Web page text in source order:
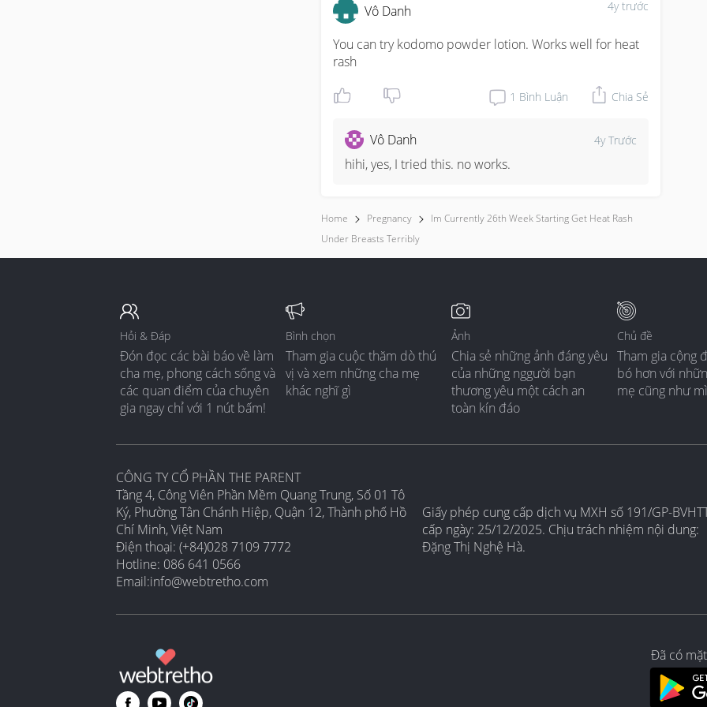
4y trước
Vô Danh
You can try kodomo powder lotion. Works well for heat
rash
1 Bình Luận Chia Sẻ
Vô Danh 4y Trước
hihi, yes, I tried this. no works.
Home Pregnancy
Im Currently 26th Week Starting Get Heat Rash
Under Breasts Terribly
Hỏi & Đáp
Đón đọc các bài báo về làm
cha mẹ, phong cách sống và
các quan điểm của chuyên
gia ngay chỉ với 1 nút bấm!
Bình chọn
Tham gia cuộc thăm dò thú
vị và xem những cha mẹ
khác nghĩ gì
Ảnh
Chia sẻ những ảnh đáng yêu
của những nggười bạn
thương yêu một cách an
toàn kín đáo
Chủ đề
Tham gia cộng
bó hơn với
mẹ cũng như
CÔNG TY CỔ PHẦN THE PARENT
Tầng 4, Công Viên Phần Mềm Quang Trung, Số 01 Tô
Ký, Phường Tân Chánh Hiệp, Quận 12, Thành phố Hồ
Chí Minh, Việt Nam
Điện thoại: (+84)028 7109 7772
Hotline: 086 641 0566
Email:info@webtretho.com
Giấy phép cung cấp dịch vụ MXH số 191/GP-
cấp ngày: 25/12/2025. Chịu trách nhiệm nội dung:
Đặng Thị Nghệ Hà.
Đã có